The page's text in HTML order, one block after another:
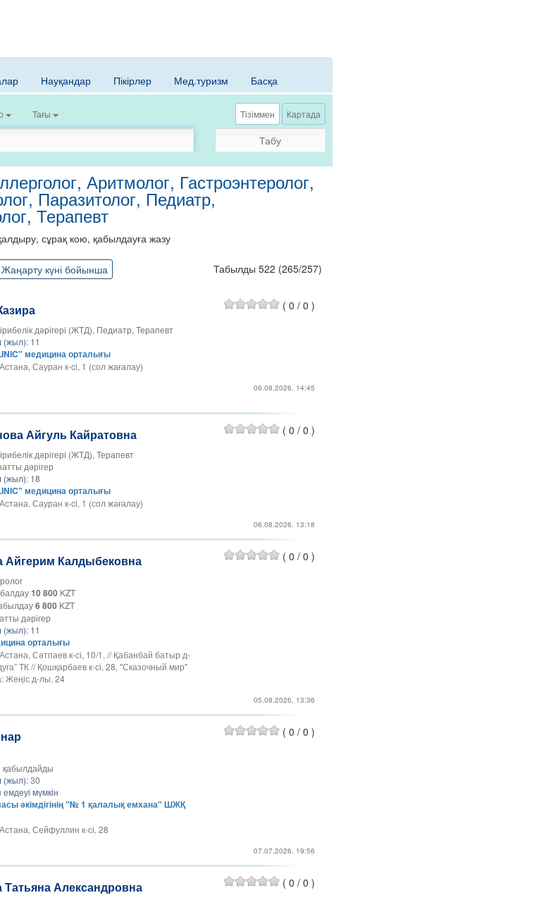
Науқандар Пікірлер Мед.туризм Басқа
Тағы Тізіммен Картада
Табу
Аритмолог, Гастроэнтеролог,
Паразитолог, Педиатр,
Терапевт
сұрақ кою, қабылдауға жазу
Жаңарту күні бойынша Табылды 522 (265/257)
дәрігері (ЖТД), Педиатр, Терапевт
(жыл):11
медицина орталығы
Сауран к-ci, 1 (сол жағалау)
( 0 / 0 )
06.08.2026, 14:45
Айгуль Кайратовна
дәрігері (ЖТД), Терапевт
дәрігер
(жыл):18
медицина орталығы
Сауран к-ci, 1 (сол жағалау)
( 0 / 0 )
06.08.2026, 13:18
Айгерим Калдыбековна
10 800KZT
6 800KZT
дәрігер
(жыл):11
орталығы
Сәтпаев к-сі, 10/1, // Қабанбай батыр д-
ТК // Қошқарбаев к-сі, 28, "Сказочный мир"
Жеңіс д-лы, 24
( 0 / 0 )
05.08.2026, 13:36
(жыл):30
мүмкін
әкімдігінің "№ 1 қалалық емхана" ШЖҚ
Сейфуллин к-сі, 28
( 0 / 0 )
07.07.2026, 19:56
Татьяна Александровна ( 0 / 0 )